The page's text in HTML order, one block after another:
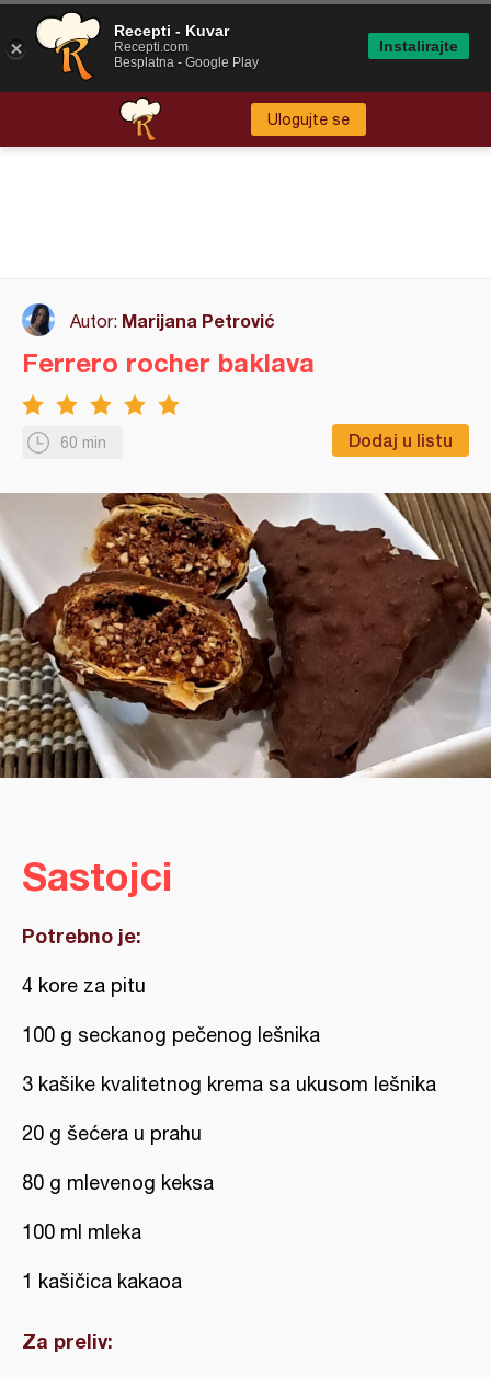
Ulogujte se
Autor: Marijana Petrović
60 min Dodaj u listu
Ferrero rocher baklava
Sastojci
Potrebno je:
4 kore za pitu
100 g seckanog pečenog lešnika
3 kašike kvalitetnog krema sa ukusom lešnika
20 g šećera u prahu
80 g mlevenog keksa
100 ml mleka
1 kašičica kakaoa
Za preliv:
Recepti - Kuvar
Recepti.com
Besplatna - Google Play
Instalirajte